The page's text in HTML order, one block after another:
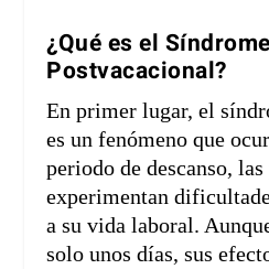
¿Qué es el Síndrome
Postvacacional?
En primer lugar, el
es un fenómeno que
periodo de descanso, las
experimentan
a su vida laboral.
solo unos días, sus